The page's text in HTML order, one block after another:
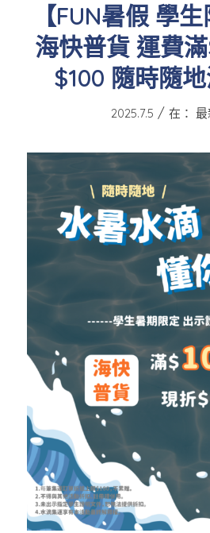
【FUN暑假 學生
海快普貨 運費
$100 隨時隨地
2025.7.5 / 在：